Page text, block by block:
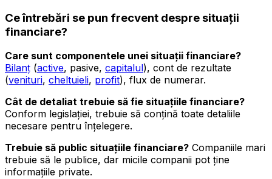
Ce întrebări se pun frecvent despre situații
financiare?
Care sunt componentele unei situații financiare?
Bilanț (active, pasive, capitalul), cont de rezultate
(venituri, cheltuieli, profit), flux de numerar.
Cât de detaliat trebuie să fie situațiile financiare?
Conform legislației, trebuie să conțină toate detaliile
necesare pentru înțelegere.
Trebuie să public situațiile financiare? Companiile mari
trebuie să le publice, dar micile companii pot ține
informațiile private.